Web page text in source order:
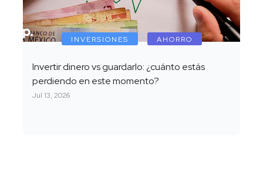
INVERSIONES AHORRO
Invertir dinero vs guardarlo: ¿cuánto estás
perdiendo en este momento?
Jul 13, 2026